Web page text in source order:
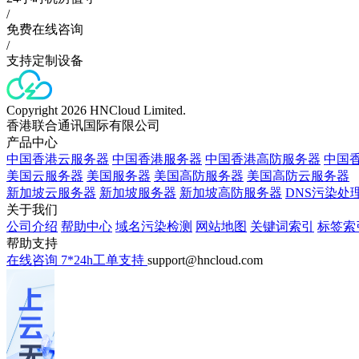
/
免费在线咨询
/
支持定制设备
Copyright 2026 HNCloud Limited.
香港联合通讯国际有限公司
产品中心
中国香港云服务器 中国香港服务器 中国香港高防服务器 中国
美国云服务器 美国服务器 美国高防服务器 美国高防云服务器
新加坡云服务器 新加坡服务器 新加坡高防服务器 DNS污染处
关于我们
公司介绍 帮助中心 域名污染检测 网站地图 关键词索引
标签索
帮助支持
在线咨询 7*24h工单支持 support@hncloud.com